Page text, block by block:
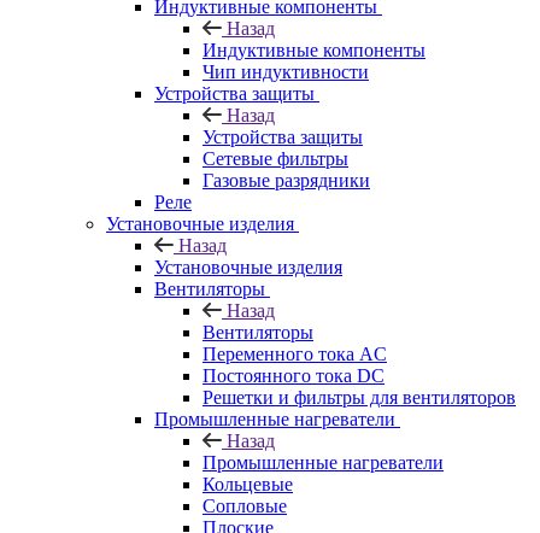
Индуктивные компоненты
Назад
Индуктивные компоненты
Чип индуктивности
Устройства защиты
Назад
Устройства защиты
Сетевые фильтры
Газовые разрядники
Реле
Установочные изделия
Назад
Установочные изделия
Вентиляторы
Назад
Вентиляторы
Переменного тока AC
Постоянного тока DC
Решетки и фильтры для вентиляторов
Промышленные нагреватели
Назад
Промышленные нагреватели
Кольцевые
Сопловые
Плоские